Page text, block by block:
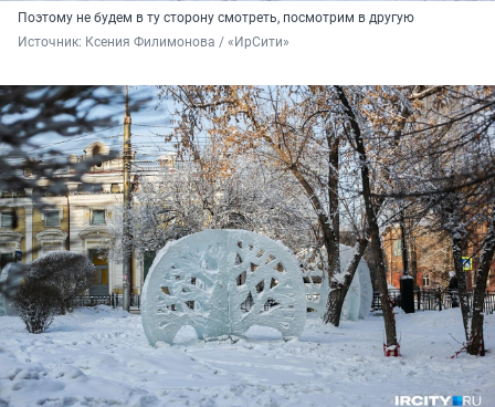
Поэтому не будем в ту сторону смотреть, посмотрим в другую
Источник: Ксения Филимонова / «ИрСити»